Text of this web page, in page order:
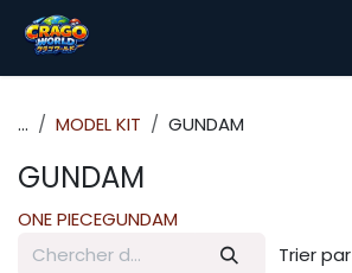
Se rendre au contenu
... MODEL KIT GUNDAM
GUNDAM
ONE PIECEGUNDAM
Trier par